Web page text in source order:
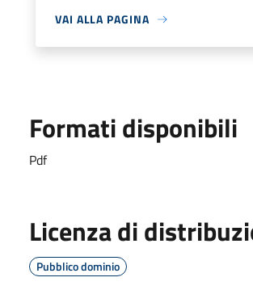
VAI ALLA PAGINA
Formati disponibili
Pdf
Licenza di
Pubblico dominio